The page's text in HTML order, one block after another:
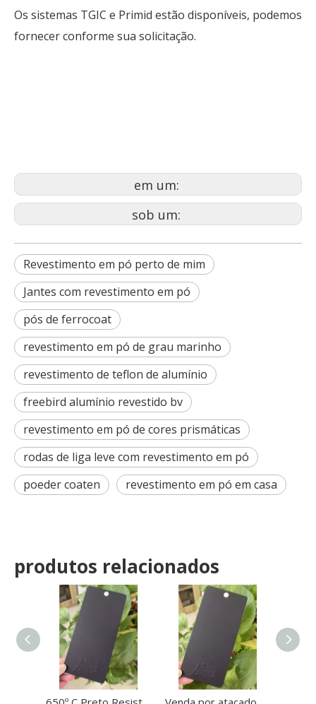
Os sistemas TGIC e Primid estão disponíveis, podemos
fornecer conforme sua solicitação.
em um:
sob um:
Revestimento em pó perto de mim
Jantes com revestimento em pó
pós de ferrocoat
revestimento em pó de grau marinho
revestimento de teflon de alumínio
freebird alumínio revestido bv
revestimento em pó de cores prismáticas
rodas de liga leve com revestimento em pó
poeder coaten
revestimento em pó em casa
produtos relacionados